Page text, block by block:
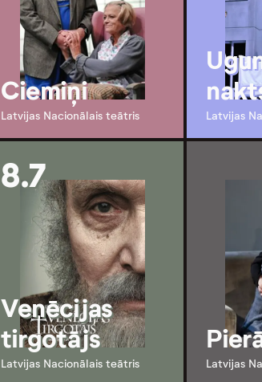
Ciemiņi
Latvijas Nacionālais teātris Latvijas
8.7
Venēcijas
tirgotājs
Latvijas Nacionālais teātris Latvijas